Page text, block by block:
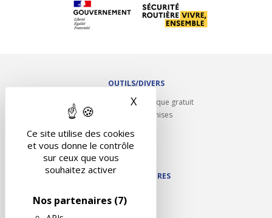
Ce site utilise des cookies
et vous donne le contrôle
sur ceux que vous
souhaitez activer
Nos partenaires (7)
X Masquer le bandeau des
OUTILS/DIVERS
Rappel contrôle technique gratuit
Partenariats/Remises
Contact
NOS PARTENAIRES
Autodidact
Karoil